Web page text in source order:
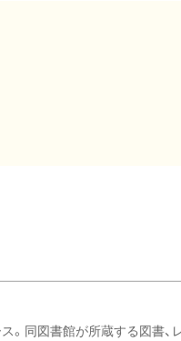
。同図書館が所蔵する図書、